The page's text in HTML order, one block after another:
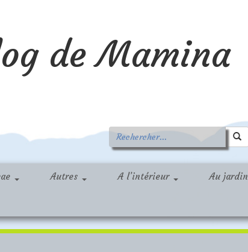
de Mamina
Autres A l’intérieur Au jardin